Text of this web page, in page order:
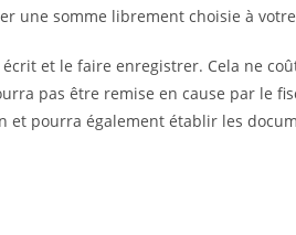
une somme librement choisie à
et le faire enregistrer. Cela ne
pas être remise en cause par le
et pourra également établir les